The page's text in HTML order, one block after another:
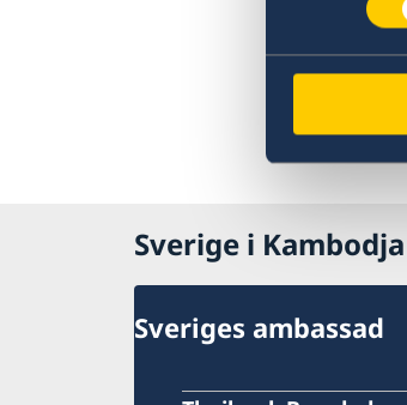
Sverige i Kambodja
Sveriges ambassad